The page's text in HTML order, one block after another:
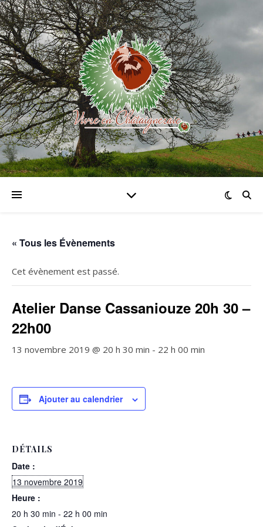
« Tous les Évènements
Cet évènement est passé.
Atelier Danse Cassaniouze 20h 30 –
22h00
13 novembre 2019 @ 20 h 30 min - 22 h 00 min
Ajouter au calendrier
DÉTAILS
Date :
13 novembre 2019
Heure :
20 h 30 min - 22 h 00 min